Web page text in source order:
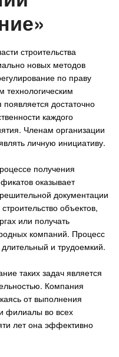
строительства
новых методов
по праву
технологическим
достаточно
каждого
Членам организации
личную инициативу.
получения
оказывает
документации
объектов,
или получать
компаний. Процесс
и трудоемкий.
таких задач является
Компания
от выполнения
филиалы во всех
лет она эффективно